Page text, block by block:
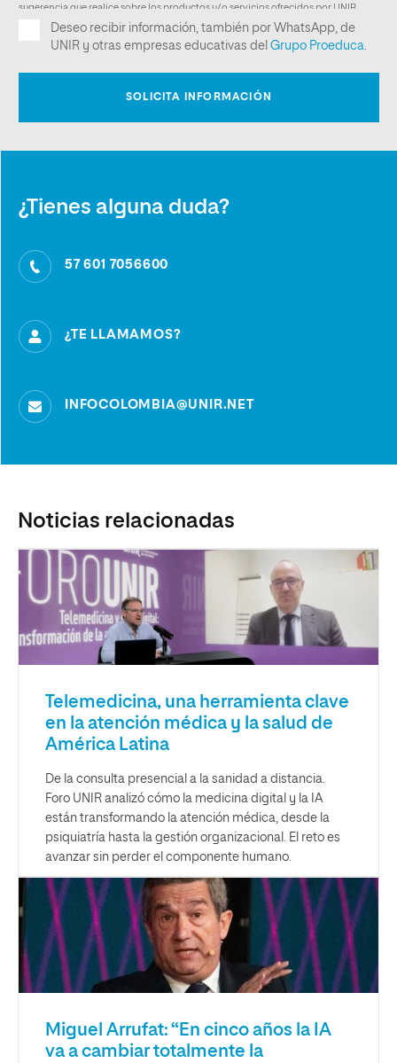
¿Tienes alguna duda?
57 601 7056600
¿TE LLAMAMOS?
INFOCOLOMBIA@UNIR.NET
Noticias relacionadas
Telemedicina, una herramienta clave
en la atención médica y la salud de
América Latina
De la consulta presencial a la sanidad a distancia.
Foro UNIR analizó cómo la medicina digital y la IA
están transformando la atención médica, desde la
psiquiatría hasta la gestión organizacional. El reto es
avanzar sin perder el componente humano.
Miguel Arrufat: “En cinco años la IA
va a cambiar totalmente la